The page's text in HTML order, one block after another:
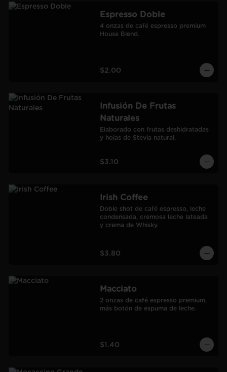
Espresso Doble
4 onzas de café espresso premium
House Blend.
$2.00
Infusión De Frutas
Naturales
Elaborado con frutas deshidratadas
y hojas de Stevia natural.
$3.10
Irish Coffee
Doble shot de café espresso, leche
condensada, cremosa leche lateada
y crema de Whisky.
$3.80
Macciato
2 onzas de café espresso premium,
más botón de espuma de leche.
$1.40